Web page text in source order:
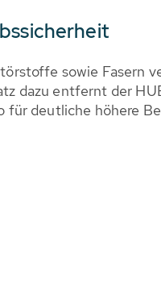
sowie Fasern
dazu entfernt der
für deutliche höhere